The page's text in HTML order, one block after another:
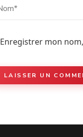
Enregistrer mon